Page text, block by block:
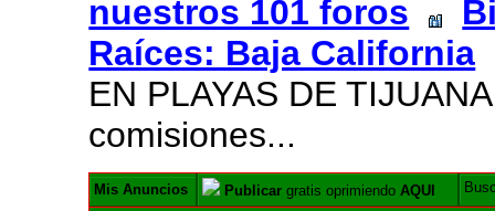
nuestros 101 foros
Raíces: Baja California
EN PLAYAS DE
comisiones...
Mis Anuncios Publicar gratis oprimiendoAQUI